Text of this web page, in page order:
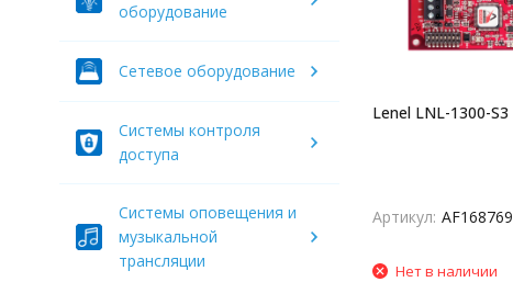
Lenel LNL-1300-S3
Артикул: AF168769
Нет в наличии
оборудование
Сетевое оборудование
Системы контроля
доступа
Системы оповещения и
музыкальной
трансляции